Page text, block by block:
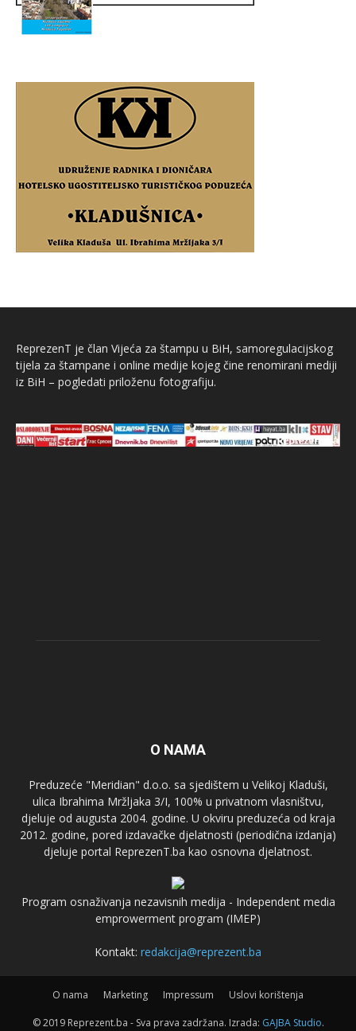
ReprezenT je član Vijeća za štampu u BiH, samoregulacijskog
tijela za štampane i online medije kojeg čine renomirani mediji
iz BiH – pogledati priloženu fotografiju.
O NAMA
Preduzeće "Meridian" d.o.o. sa sjedištem u Velikoj Kladuši,
ulica Ibrahima Mržljaka 3/I, 100% u privatnom vlasništvu,
djeluje od augusta 2004. godine. U okviru preduzeća od kraja
2012. godine, pored izdavačke djelatnosti (periodična izdanja)
djeluje portal ReprezenT.ba kao osnovna djelatnost.
Program osnaživanja nezavisnih medija - Independent media
emprowerment program (IMEP)
Kontakt: redakcija@reprezent.ba
O nama Marketing Impressum Uslovi korištenja
© 2019 Reprezent.ba - Sva prava zadržana. Izrada: GAJBA Studio.